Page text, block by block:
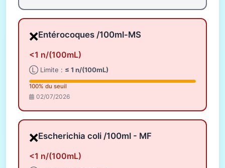
❌Entérocoques /100ml-MS
<1 n/(100mL)
Ⓛ Limite : ≤ 1 n/(100mL)
100% du seuil
02/07/2026
❌Escherichia coli /100ml - MF
<1 n/(100mL)